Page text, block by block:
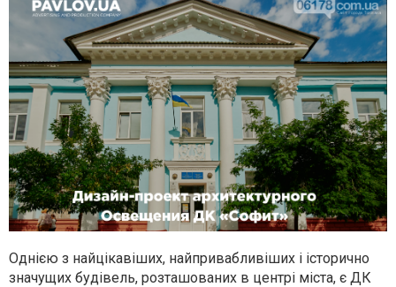
Однією з найцікавіших, найпривабливіших і історично
значущих будівель, розташованих в центрі міста, є ДК